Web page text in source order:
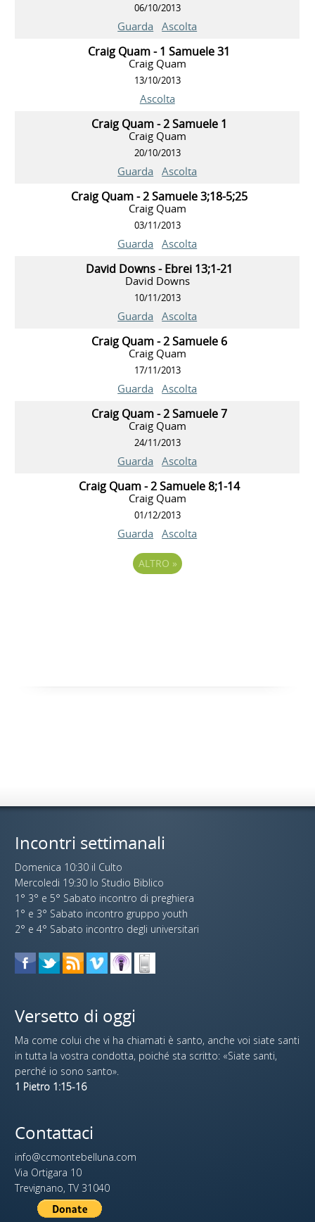
06/10/2013
Guarda Ascolta
Craig Quam - 1 Samuele 31
Craig Quam
13/10/2013
Ascolta
Craig Quam - 2 Samuele 1
Craig Quam
20/10/2013
Guarda Ascolta
Craig Quam - 2 Samuele 3;18-5;25
Craig Quam
03/11/2013
Guarda Ascolta
David Downs - Ebrei 13;1-21
David Downs
10/11/2013
Guarda Ascolta
Craig Quam - 2 Samuele 6
Craig Quam
17/11/2013
Guarda Ascolta
Craig Quam - 2 Samuele 7
Craig Quam
24/11/2013
Guarda Ascolta
Craig Quam - 2 Samuele 8;1-14
Craig Quam
01/12/2013
Guarda Ascolta
ALTRO »
Incontri settimanali
Domenica 10:30 il Culto
Mercoledi 19:30 lo Studio Biblico
1° 3° e 5° Sabato incontro di preghiera
1° e 3° Sabato incontro gruppo youth
2° e 4° Sabato incontro degli universitari
Versetto di oggi
Ma come colui che vi ha chiamati è santo, anche voi siate santi
in tutta la vostra condotta, poiché sta scritto: «Siate santi,
perché io sono santo».
1 Pietro 1:15-16
Contattaci
info@ccmontebelluna.com
Via Ortigara 10
Trevignano, TV 31040